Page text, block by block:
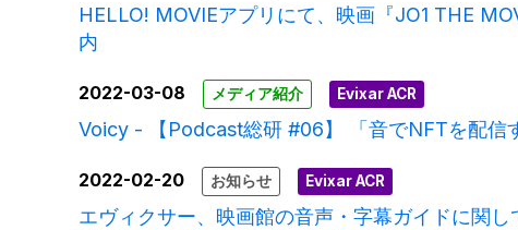
HELLO! MOVIEアプリにて、映画『JO1 THE
内
2022-03-08 メディア紹介 Evixar ACR
Voicy - 【Podcast総研 #06】 「音でNFTを配信
2022-02-20 お知らせ Evixar ACR
エヴィクサー、映画館の音声・字幕ガイドに関